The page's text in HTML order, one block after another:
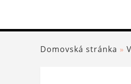
Domovská stránka »